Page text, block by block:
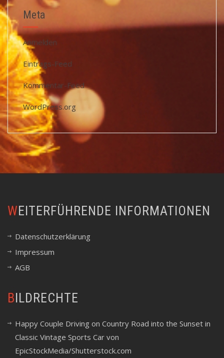
Meta
Anmelden
Eintrags-Feed
Kommentar-Feed
WordPress.org
WEITERFÜHRENDE INFORMATIONEN
Datenschutzerklärung
Impressum
AGB
BILDRECHTE
Happy Couple Driving on Country Road into the Sunset in
Classic Vintage Sports Car von
EpicStockMedia/Shutterstock.com